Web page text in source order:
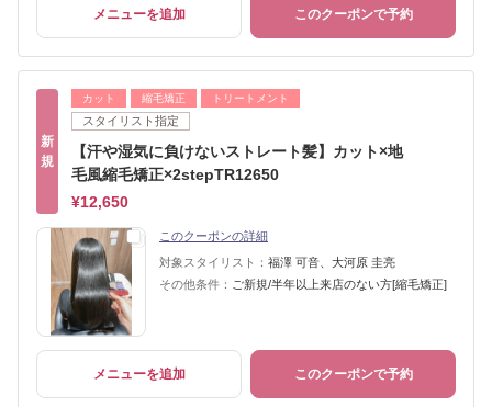
メニューを追加 このクーポンで予約
新
規
カット 縮毛矯正 トリートメント
スタイリスト指定
【汗や湿気に負けないストレート髪】カット×地
毛風縮毛矯正×2stepTR12650
¥12,650
このクーポンの詳細
対象スタイリスト： 福澤 可音、大河原 圭亮
その他条件： ご新規/半年以上来店のない方[縮毛矯正]
メニューを追加 このクーポンで予約